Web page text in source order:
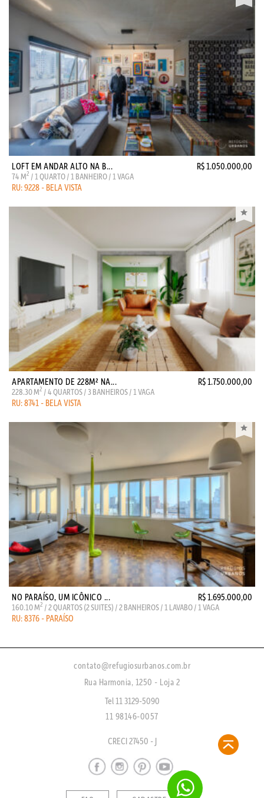
LOFT EM ANDAR ALTO NA B... R$ 1.050.000,00
74 M2 / 1 QUARTO / 1 BANHEIRO / 1 VAGA
RU: 9228 - BELA VISTA
APARTAMENTO DE 228M² NA... R$ 1.750.000,00
228.30 M2 / 4 QUARTOS / 3 BANHEIROS / 1 VAGA
RU: 8741 - BELA VISTA
NO PARAÍSO, UM ICÔNICO ... R$ 1.695.000,00
160.10 M2 / 2 QUARTOS (2 SUITES) / 2 BANHEIROS / 1 LAVABO / 1 VAGA
RU: 8376 - PARAÍSO
contato@refugiosurbanos.com.br
Rua Harmonia, 1250 - Loja 2
Tel 11 3129-5090
11 98146-0057
CRECI 27450 - J